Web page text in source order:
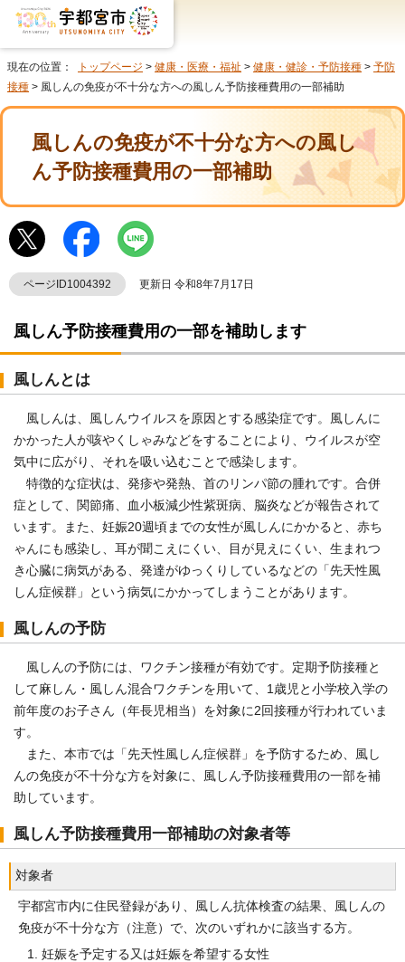
現在の位置： トップページ > 健康・医療・福祉 > 健康・健診・予防接種 > 予防
接種 > 風しんの免疫が不十分な方への風しん予防接種費用の一部補助
風しんの免疫が不十分な方への風し
ん予防接種費用の一部補助
ページID1004392 更新日 令和8年7月17日
風しん予防接種費用の一部を補助します
風しんとは
風しんは、風しんウイルスを原因とする感染症です。風しんに
かかった人が咳やくしゃみなどをすることにより、ウイルスが空
気中に広がり、それを吸い込むことで感染します。
特徴的な症状は、発疹や発熱、首のリンパ節の腫れです。合併
症として、関節痛、血小板減少性紫斑病、脳炎などが報告されて
います。また、妊娠20週頃までの女性が風しんにかかると、赤ち
ゃんにも感染し、耳が聞こえにくい、目が見えにくい、生まれつ
き心臓に病気がある、発達がゆっくりしているなどの「先天性風
しん症候群」という病気にかかってしまうことがあります。
風しんの予防
風しんの予防には、ワクチン接種が有効です。定期予防接種と
して麻しん・風しん混合ワクチンを用いて、1歳児と小学校入学の
前年度のお子さん（年長児相当）を対象に2回接種が行われていま
す。
また、本市では「先天性風しん症候群」を予防するため、風し
んの免疫が不十分な方を対象に、風しん予防接種費用の一部を補
助しています。
風しん予防接種費用一部補助の対象者等
対象者
宇都宮市内に住民登録があり、風しん抗体検査の結果、風しんの
免疫が不十分な方（注意）で、次のいずれかに該当する方。
妊娠を予定する又は妊娠を希望する女性